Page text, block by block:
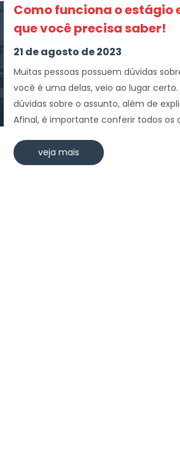
Como funciona o estágio
que você precisa saber!
21 de agosto de 2023
Muitas pessoas possuem dúvidas
você é uma delas, veio ao lugar
dúvidas sobre o assunto, além de
Afinal, é importante conferir todos os
veja mais